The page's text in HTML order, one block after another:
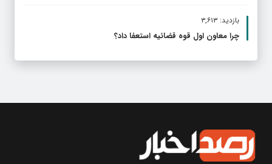
بازدید: ۳,۶۱۳
چرا معاون اول قوه قضائیه استعفا داد؟